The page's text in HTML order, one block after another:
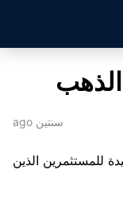
سنتين ago
للمستثمرين الذين